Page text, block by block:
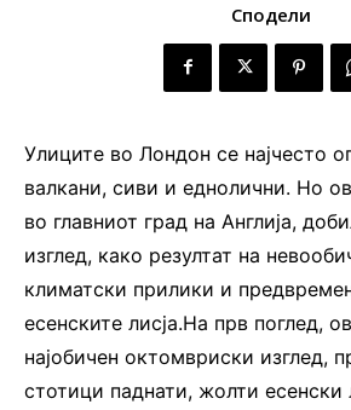
Сподели
Улиците во Лондон се најчесто
валкани, сиви и еднолични. Но
во главниот град на Англија,
изглед, како резултат на
климатски прилики и
есенските лисја.На прв поглед,
најобичен октомвриски изглед,
стотици паднати, жолти есенски